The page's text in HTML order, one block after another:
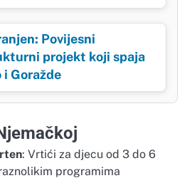
Povijesni
projekt koji spaja
i Goražde
: Vrtići za djecu od 3 do 6
programima